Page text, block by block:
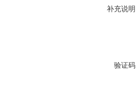
补充说明
验证码